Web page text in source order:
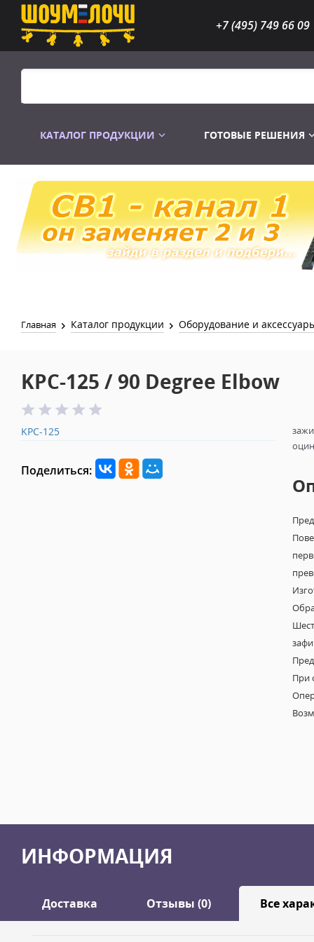
+7 (495) 749 66 09
КАТАЛОГ ПРОДУКЦИИ
Распродажа Лампы
ГОТОВЫЕ РЕШЕНИЯ
Главная Каталог продукции Оборудование и
KPC-125 / 90 Degree Elbow
KPC-125
Поделиться:
При
ИНФОРМАЦИЯ
Доставка Отзывы (0) Все